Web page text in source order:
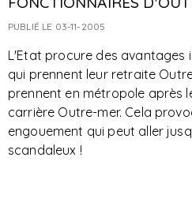
PUBLIÉ LE 03-11-2005
L'Etat procure des avantages
qui prennent leur retraite
prennent en métropole après
carrière Outre-mer. Cela
engouement qui peut aller
scandaleux !